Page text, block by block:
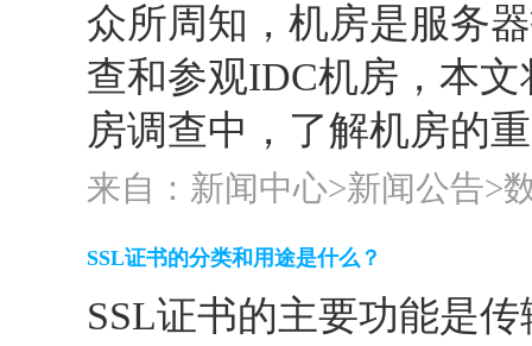
众所周知，机房是服务
查和参观IDC机房，本
房调查中，了解机房的
来自：新闻中心>新闻公告>
SSL证书的分类和用途是什么？
SSL证书的主要功能是